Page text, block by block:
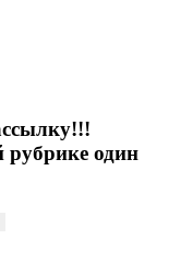
рубрике один